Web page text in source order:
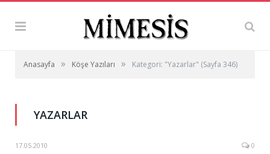
Anasayfa » Köşe Yazıları » Kategori: "Yazarlar" (Sayfa 346)
YAZARLAR
17.05.2010 0